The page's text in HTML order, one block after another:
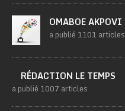
OMABOE AKPOVI
a publié 1101 articles
RÉDACTION LE TEMPS
a publié 1007 articles